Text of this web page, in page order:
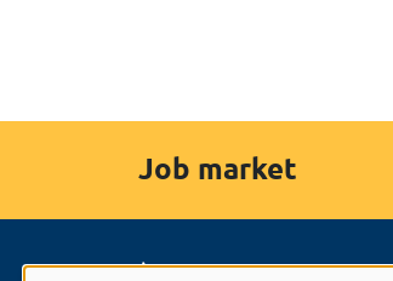
Job market
À propos Nos